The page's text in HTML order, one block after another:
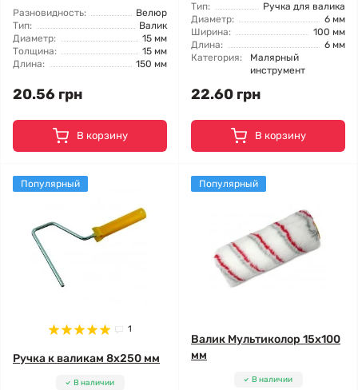
Разновидность:
Велюр
Тип:
Валик
Диаметр:
15 мм
Толщина:
15 мм
Длина:
150 мм
20.56 грн
В корзину
Тип:
Ручка для валика
Диаметр:
6 мм
Ширина:
100 мм
Длина:
6 мм
Категория:
Малярный
инструмент
22.60 грн
В корзину
Популярный
1
Ручка к валикам 8x250 мм
В наличии
Популярный
Валик Мультиколор 15x100
мм
В наличии